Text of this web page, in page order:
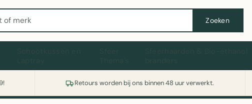
Zoeken
Retours worden bij ons binnen 48 uur verwerkt.
Wasmachine of koelkast nodig? Vergelijk alle prijzen op Witgoedaanbod.nl